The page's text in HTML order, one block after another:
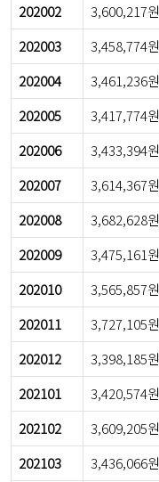
202002
3,600,217원
202003
3,458,774원
202004
3,461,236원
202005
3,417,774원
202006
3,433,394원
202007
3,614,367원
202008
3,682,628원
202009
3,475,161원
202010
3,565,857원
202011
3,727,105원
202012
3,398,185원
202101
3,420,574원
202102
3,609,205원
202103
3,436,066원